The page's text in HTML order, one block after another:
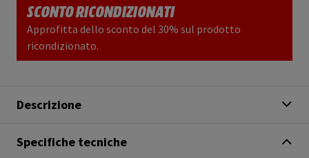
SCONTO RICONDIZIONATI
Approfitta dello sconto del 30% sul prodotto
ricondizionato.
Descrizione
Specifiche tecniche